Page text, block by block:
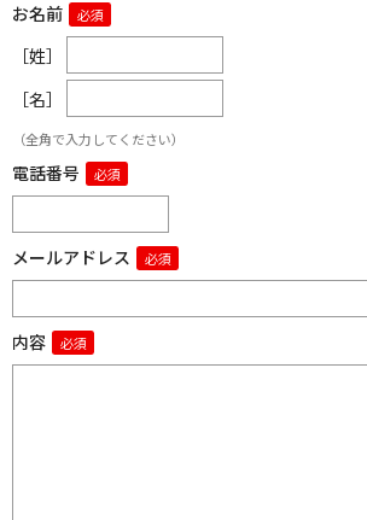
お名前
［姓］
［名］
（全角で入力してください）
電話番号
メールアドレス
内容